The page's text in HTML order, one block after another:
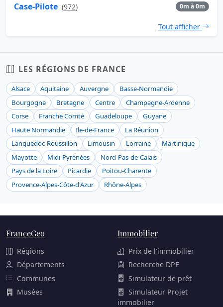
Case-Pilote (972) 0m à 0m
Tout afficher
LES RÉGIONS DE FRANCE
Alsace Aquitaine Auvergne
Basse-Normandie
Bourgogne
Bretagne Centre
Champagne-Ardenne
Corse
Franche Comté Guadeloupe
Guyane
Haute Normandie
Ile-de-France
La Réunion
Languedoc-Roussillon
Limousin Lorraine
Martinique
Mayotte
Midi-Pyrénées
Nord-Pas-de-Calais
Pays de la Loire
Picardie
Poitou-Charente
Provence-Alpes-Côte-d'Azur
Rhône-Alpes
FranceGeo
Régions
Départements
Communes
Musées
Immobilier
Prix de l'immobilier
Recherche DPE
Simulateur de prêt
Simulateur Projet
immobilier